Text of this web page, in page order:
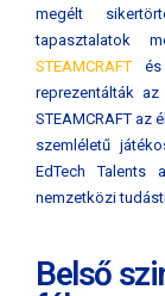
megélt
tapasztalatok
STEAMCRAFT
reprezentálták
STEAMCRAFT az
szemléletű
EdTech
nemzetközi
Belső